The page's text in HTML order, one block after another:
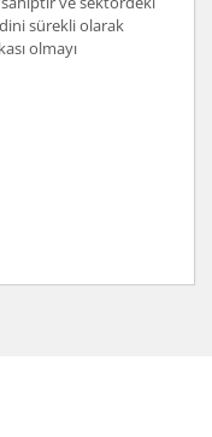
sürekli olarak
olmayı